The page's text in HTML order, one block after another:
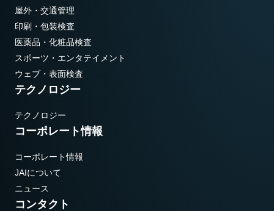
屋外・交通管理
印刷・包装検査
医薬品・化粧品検査
スポーツ・エンタテイメント
ウェブ・表面検査
テクノロジー
テクノロジー
コーポレート情報
コーポレート情報
JAIについて
ニュース
コンタクト